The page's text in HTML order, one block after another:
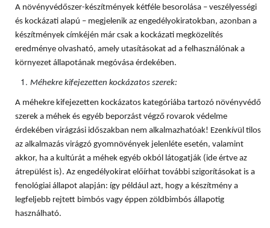
A növényvédőszer-készítmények kétféle besorolása – veszélyességi
és kockázati alapú – megjelenik az engedélyokiratokban, azonban a
készítmények címkéjén már csak a kockázati megközelítés
eredménye olvasható, amely utasításokat ad a felhasználónak a
környezet állapotának megóvása érdekében.
Méhekre kifejezetten kockázatos szerek:
A méhekre kifejezetten kockázatos kategóriába tartozó növényvédő
szerek a méhek és egyéb beporzást végző rovarok védelme
érdekében virágzási időszakban nem alkalmazhatóak! Ezenkívül tilos
az alkalmazás virágzó gyomnövények jelenléte esetén, valamint
akkor, ha a kultúrát a méhek egyéb okból látogatják (ide értve az
átrepülést is). Az engedélyokirat előírhat további szigorításokat is a
fenológiai állapot alapján: így például azt, hogy a készítmény a
legfeljebb rejtett bimbós vagy éppen zöldbimbós állapotig
használható.